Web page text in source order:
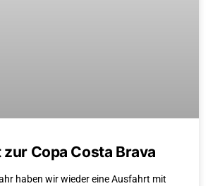
Copa Costa Brava
haben wir wieder eine Ausfahrt mit